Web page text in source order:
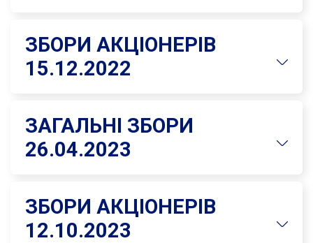
ЗБОРИ АКЦІОНЕРІВ
15.12.2022
ЗАГАЛЬНІ ЗБОРИ
26.04.2023
ЗБОРИ АКЦІОНЕРІВ
12.10.2023